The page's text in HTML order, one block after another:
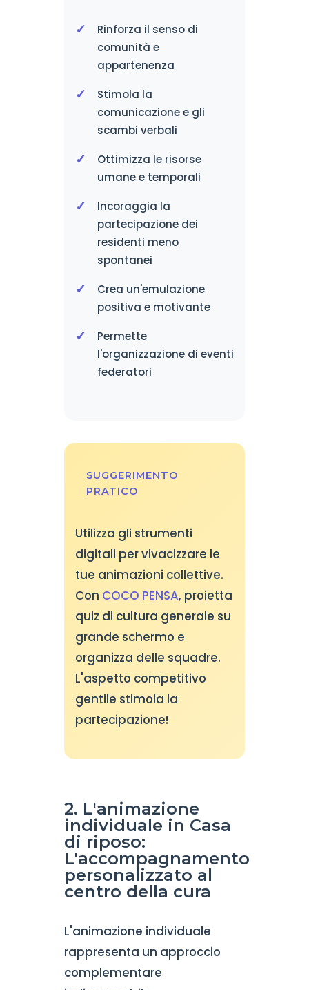
Rinforza il senso di
comunità e
appartenenza
Stimola la
comunicazione e gli
scambi verbali
Ottimizza le risorse
umane e temporali
Incoraggia la
partecipazione dei
residenti meno
spontanei
Crea un'emulazione
positiva e motivante
Permette
l'organizzazione di eventi
federatori
SUGGERIMENTO
PRATICO
Utilizza gli strumenti
digitali per vivacizzare le
tue animazioni collettive.
Con COCO PENSA, proietta
quiz di cultura generale su
grande schermo e
organizza delle squadre.
L'aspetto competitivo
gentile stimola la
partecipazione!
2. L'animazione
individuale in Casa
di riposo:
L'accompagnamento
personalizzato al
centro della cura
L'animazione individuale
rappresenta un approccio
complementare